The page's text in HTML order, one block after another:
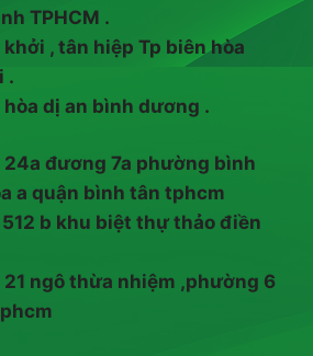
TPHCM .
, tân hiệp Tp biên hòa
.
hòa dị an bình dương .
24a đương 7a phường bình
a quận bình tân tphcm
512 b khu biệt thự thảo điền
21 ngô thừa nhiệm ,phường 6